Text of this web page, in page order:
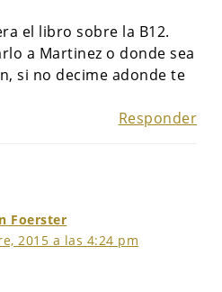
el libro sobre la B12.
a Martinez o donde sea
si no decime adonde te
Responder
Foerster
2015 a las 4:24 pm